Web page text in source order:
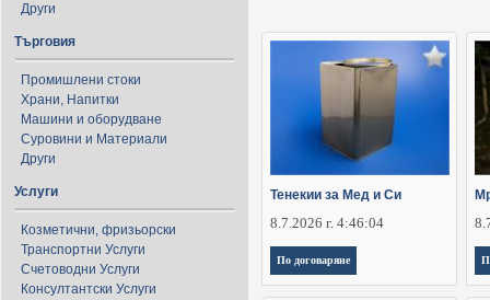
Други
Търговия
Промишлени стоки
Храни, Напитки
Машини и оборудване
Суровини и Материали
Други
Услуги
Козметични, фризьорски
Транспортни Услуги
Счетоводни Услуги
Консултантски Услуги
Тенекии за Мед и Си
8.7.2026 г. 4:46:04
По договаряне